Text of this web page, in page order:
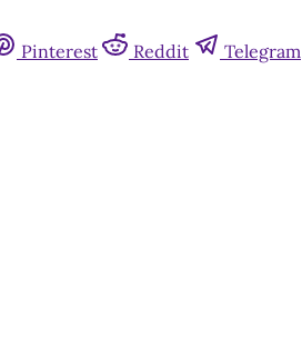
Pinterest Reddit Telegram